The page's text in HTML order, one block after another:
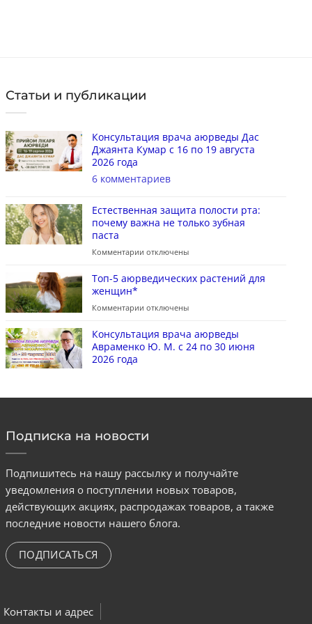
Статьи и публикации
Консультация врача аюрведы Дас
Джаянта Кумар с 16 по 19 августа
2026 года
6 комментариев
Естественная защита полости рта:
почему важна не только зубная
паста
Комментарии отключены
Топ-5 аюрведических растений для
женщин*
Комментарии отключены
Консультация врача аюрведы
Авраменко Ю. М. с 24 по 30 июня
2026 года
Подписка на новости
Подпишитесь на нашу рассылку и получайте
уведомления о поступлении новых товаров,
действующих акциях, распродажах товаров, а также
последние новости нашего блога.
ПОДПИСАТЬСЯ
Контакты и адрес